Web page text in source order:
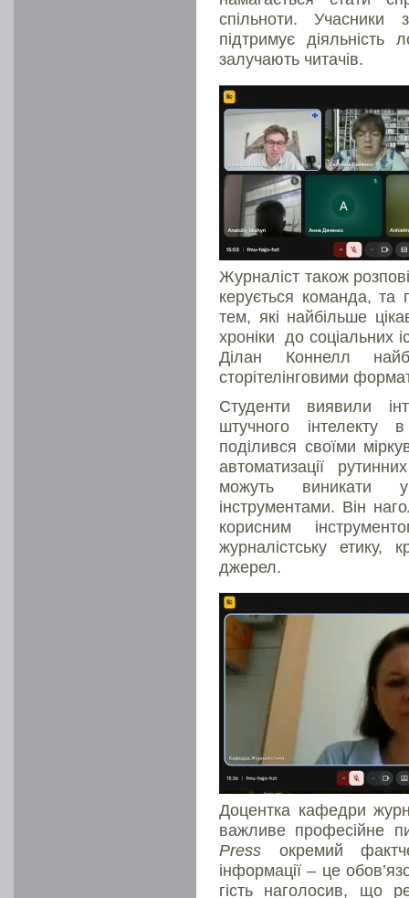
спільноти. Учасники
підтримує діяльність
залучають читачів.
Журналіст також
керується команда, та
тем, які найбільше
хроніки до соціальних
Ділан Коннелл
сторітелінговими
Студенти виявили
штучного інтелекту в
поділився своїми
автоматизації
можуть виникати
інструментами. Він
корисним
журналістську етику,
джерел.
Доцентка кафедри
важливе професійне
Press окремий
інформації – це
гість наголосив, що